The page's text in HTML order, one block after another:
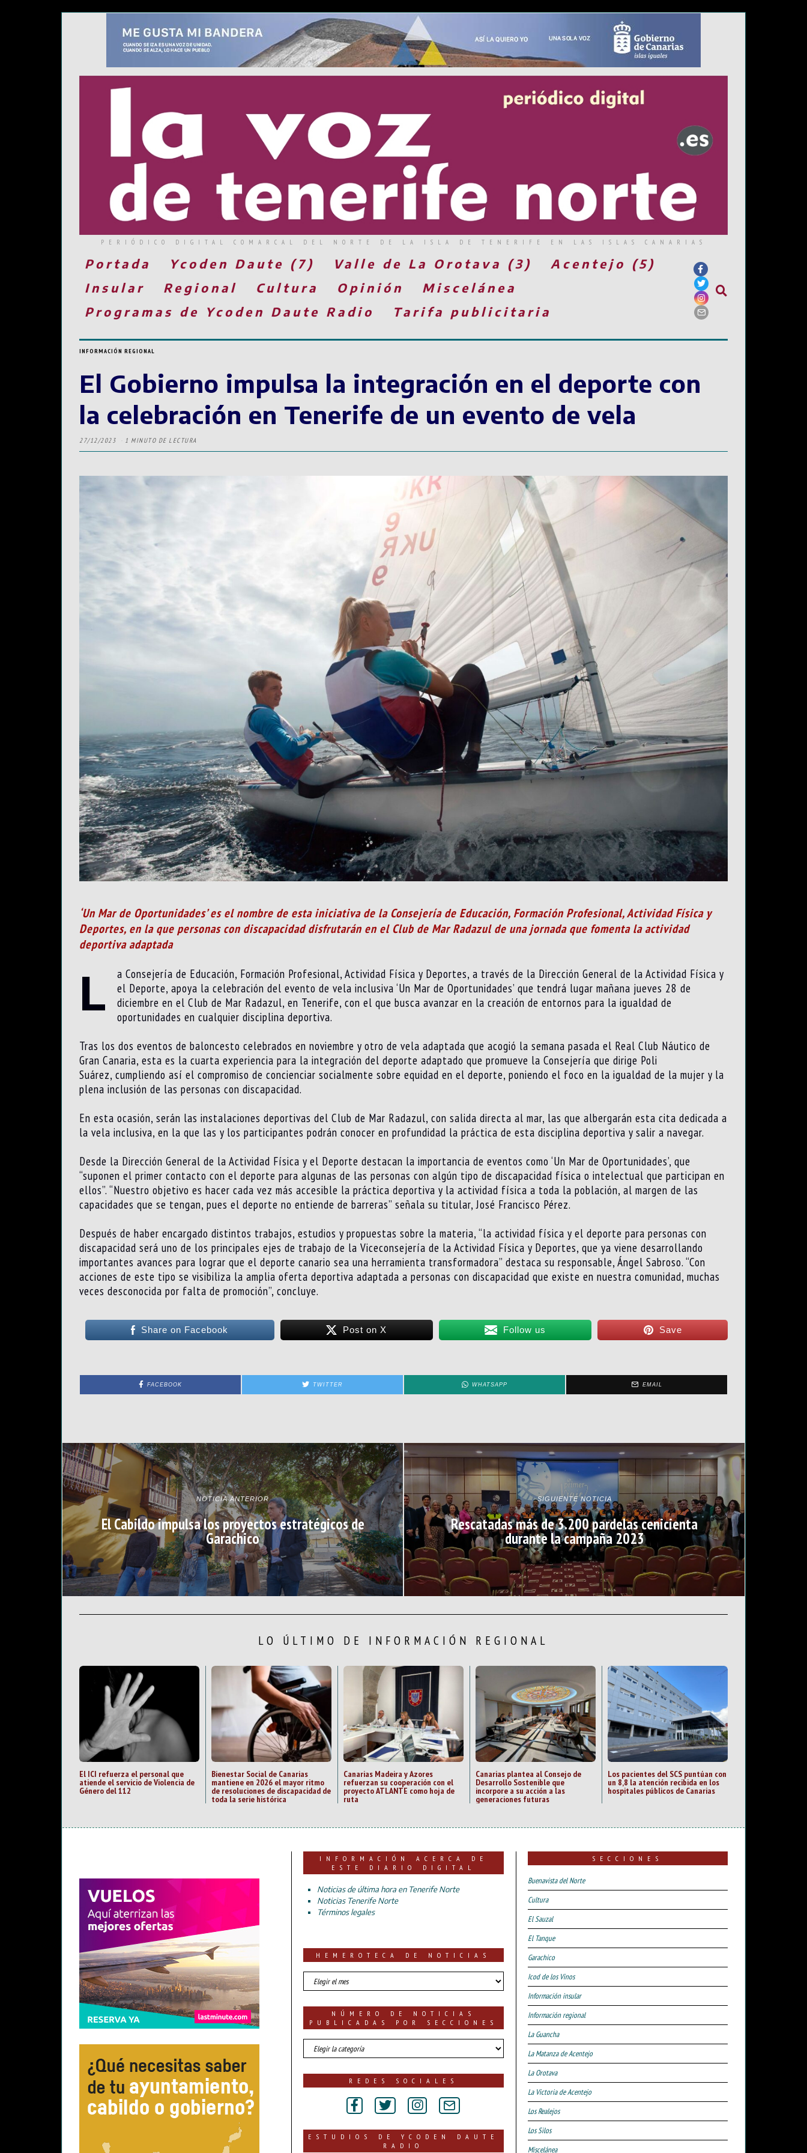
PERIÓDICO DIGITAL COMARCAL DEL NORTE DE LA ISLA DE TENERIFE EN LAS ISLAS CANARIAS
Portada Ycoden Daute (7) Valle de La Orotava (3)
Acentejo (5)
Insular
Regional Cultura Opinión
Miscelánea
Programas de Ycoden Daute Radio
Tarifa publicitaria
INFORMACIÓN REGIONAL
El Gobierno impulsa la integración en el deporte con
la celebración en Tenerife de un evento de vela
27/12/2023 1 MINUTO DE LECTURA
‘Un Mar de Oportunidades’ es el nombre de esta iniciativa de la Consejería de Educación, Formación Profesional, Actividad Física y
Deportes, en la que personas con discapacidad disfrutarán en el Club de Mar Radazul de una jornada que fomenta la actividad
deportiva adaptada
L
a Consejería de Educación, Formación Profesional, Actividad Física y Deportes, a través de la Dirección General de la Actividad Física y
el Deporte, apoya la celebración del evento de vela inclusiva ‘Un Mar de Oportunidades’ que tendrá lugar mañana jueves 28 de
diciembre en el Club de Mar Radazul, en Tenerife, con el que busca avanzar en la creación de entornos para la igualdad de
oportunidades en cualquier disciplina deportiva.
Tras los dos eventos de baloncesto celebrados en noviembre y otro de vela adaptada que acogió la semana pasada el Real Club Náutico de
Gran Canaria, esta es la cuarta experiencia para la integración del deporte adaptado que promueve la Consejería que dirige Poli
Suárez, cumpliendo así el compromiso de concienciar socialmente sobre equidad en el deporte, poniendo el foco en la igualdad de la mujer y la
plena inclusión de las personas con discapacidad.
En esta ocasión, serán las instalaciones deportivas del Club de Mar Radazul, con salida directa al mar, las que albergarán esta cita dedicada a
la vela inclusiva, en la que las y los participantes podrán conocer en profundidad la práctica de esta disciplina deportiva y salir a navegar.
Desde la Dirección General de la Actividad Física y el Deporte destacan la importancia de eventos como ‘Un Mar de Oportunidades’, que
“suponen el primer contacto con el deporte para algunas de las personas con algún tipo de discapacidad física o intelectual que participan en
ellos”. “Nuestro objetivo es hacer cada vez más accesible la práctica deportiva y la actividad física a toda la población, al margen de las
capacidades que se tengan, pues el deporte no entiende de barreras” señala su titular, José Francisco Pérez.
Después de haber encargado distintos trabajos, estudios y propuestas sobre la materia, “la actividad física y el deporte para personas con
discapacidad será uno de los principales ejes de trabajo de la Viceconsejería de la Actividad Física y Deportes, que ya viene desarrollando
importantes avances para lograr que el deporte canario sea una herramienta transformadora” destaca su responsable, Ángel Sabroso. “Con
acciones de este tipo se visibiliza la amplia oferta deportiva adaptada a personas con discapacidad que existe en nuestra comunidad, muchas
veces desconocida por falta de promoción”, concluye.
Share on Facebook Post on X Follow us Save
FACEBOOK TWITTER WHATSAPP EMAIL
NOTICIA ANTERIOR
El Cabildo impulsa los proyectos estratégicos de
Garachico
SIGUIENTE NOTICIA
Rescatadas más de 3.200 pardelas cenicienta
durante la campaña 2023
LO ÚLTIMO DE INFORMACIÓN REGIONAL
El ICI refuerza el personal que
atiende el servicio de Violencia de
Género del 112
Bienestar Social de Canarias
mantiene en 2026 el mayor ritmo
de resoluciones de discapacidad de
toda la serie histórica
Canarias Madeira y Azores
refuerzan su cooperación con el
proyecto ATLANTE como hoja de
ruta
Canarias plantea al Consejo de
Desarrollo Sostenible que
incorpore a su acción a las
generaciones futuras
Los pacientes del SCS puntúan con
un 8,8 la atención recibida en los
hospitales públicos de Canarias
INFORMACIÓN ACERCA DE
ESTE DIARIO DIGITAL
Noticias de última hora en Tenerife Norte
Noticias Tenerife Norte
Términos legales
HEMEROTECA DE NOTICIAS
HEMEROTECA
DE
NÚMERO DE NOTICIAS
PUBLICADAS POR SECCIONES
número
de
por
REDES SOCIALES
ESTUDIOS DE YCODEN DAUTE
RADIO
SECCIONES
Buenavista del Norte
Cultura
El Sauzal
El Tanque
Garachico
Icod de los Vinos
Información insular
Información regional
La Guancha
La Matanza de Acentejo
La Orotava
La Victoria de Acentejo
Los Realejos
Los Silos
Miscelánea